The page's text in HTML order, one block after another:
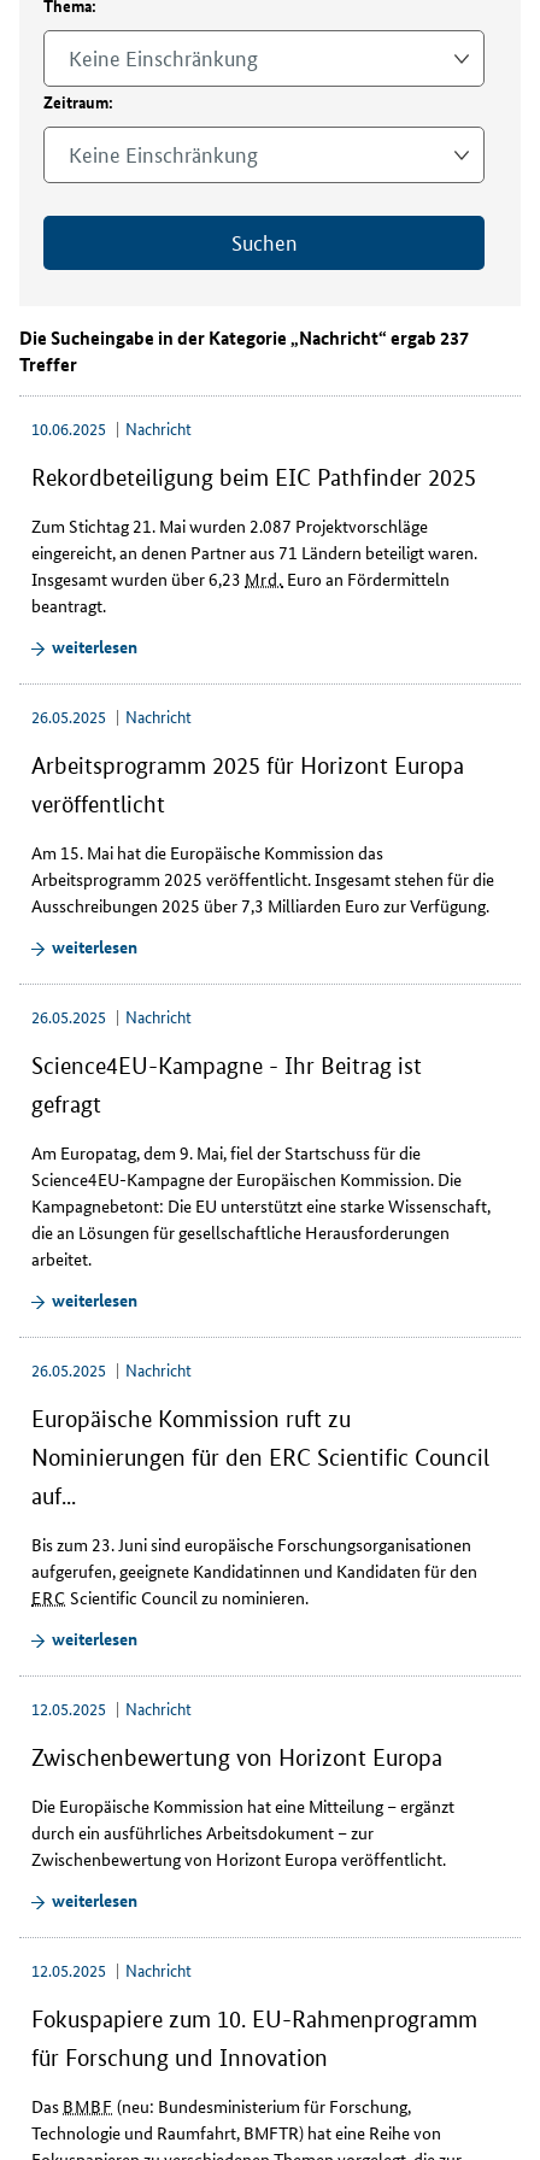
o
n
t
Thema:
Keine Einschränkung
Zeitraum:
Keine Einschränkung
Suchen
Die Sucheingabe in der Kategorie „Nachricht“ ergab 237
Treffer
10.06.2025 Nachricht
Rekordbeteiligung beim EIC Pathfinder 2025
Zum Stichtag 21. Mai wurden 2.087 Projektvorschläge
eingereicht, an denen Partner aus 71 Ländern beteiligt waren.
Insgesamt wurden über 6,23 Mrd. Euro an Fördermitteln
beantragt.
weiterlesen
26.05.2025 Nachricht
Arbeitsprogramm 2025 für Horizont Europa
veröffentlicht
Am 15. Mai hat die Europäische Kommission das
Arbeitsprogramm 2025 veröffentlicht. Insgesamt stehen für die
Ausschreibungen 2025 über 7,3 Milliarden Euro zur Verfügung.
weiterlesen
26.05.2025 Nachricht
Science4EU-Kampagne - Ihr Beitrag ist
gefragt
Am Europatag, dem 9. Mai, fiel der Startschuss für die
Science4EU-Kampagne der Europäischen Kommission. Die
Kampagnebetont: Die EU unterstützt eine starke Wissenschaft,
die an Lösungen für gesellschaftliche Herausforderungen
arbeitet.
weiterlesen
26.05.2025 Nachricht
Europäische Kommission ruft zu
Nominierungen für den ERC Scientific Council
auf...
Bis zum 23. Juni sind europäische Forschungsorganisationen
aufgerufen, geeignete Kandidatinnen und Kandidaten für den
ERC Scientific Councilzu nominieren.
weiterlesen
12.05.2025 Nachricht
Zwischenbewertung von Horizont Europa
Die Europäische Kommission hat eine Mitteilung – ergänzt
durch ein ausführliches Arbeitsdokument – zur
Zwischenbewertung von Horizont Europa veröffentlicht.
weiterlesen
12.05.2025 Nachricht
Fokuspapiere zum 10. EU-Rahmenprogramm
für Forschung und Innovation
Das BMBF (neu: Bundesministerium für Forschung,
Technologie und Raumfahrt, BMFTR) hat eine Reihe von